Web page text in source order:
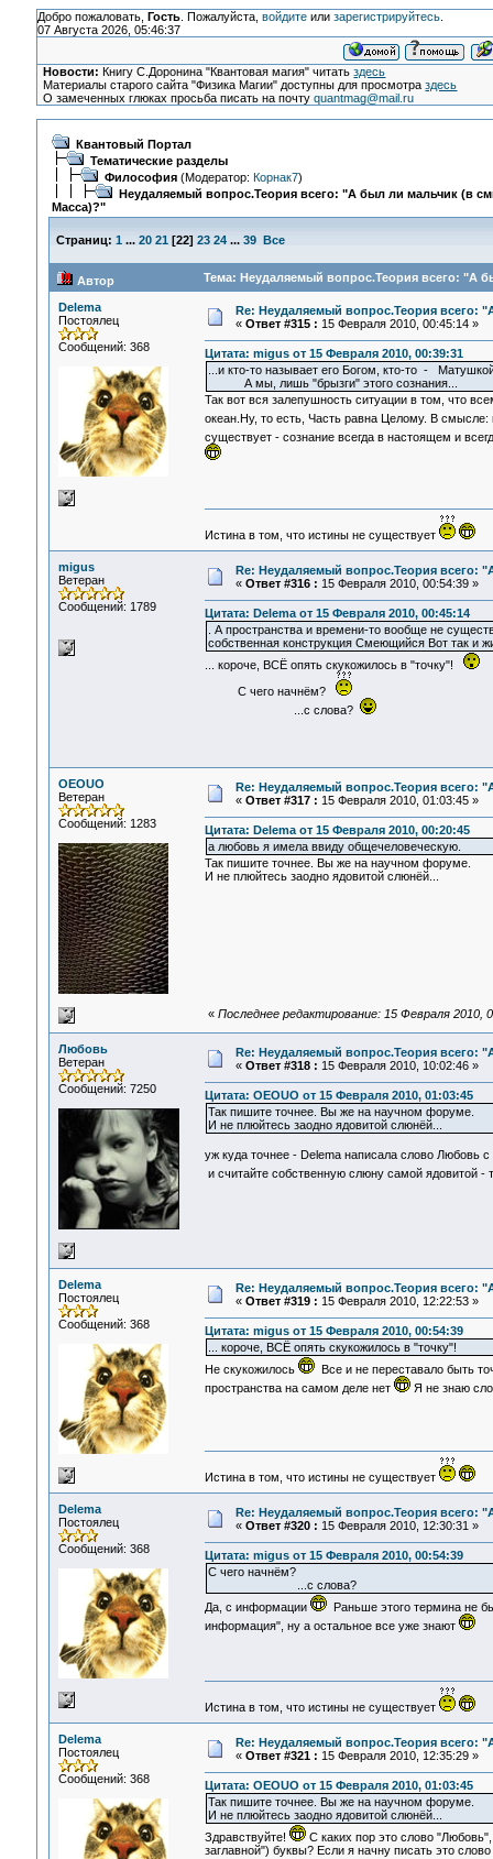
Добро пожаловать, Гость. Пожалуйста, войдитеили зарегистрируйтесь.
07 Августа 2026, 05:46:37
Новости: Книгу С.Доронина "Квантовая магия" читатьздесь
Материалы старого сайта "Физика Магии" доступны для просмотраздесь
О замеченных глюках просьба писать на почтуquantmag@mail.ru
Квантовый Портал
Тематические разделы
Философия(Модератор: Корнак7)
Неудаляемый вопрос.Теория всего: "А был ли мальчик (в
Масса)?"
Страниц: 1 ... 20 21 [22] 23 24 ... 39 Все
Автор Тема: Неудаляемый вопрос.Теория всего: "А
Delema
Постоялец
Сообщений: 368
Re: Неудаляемый вопрос.Теория всего:
« Ответ #315 : 15 Февраля 2010, 00:45:14 »
Цитата: migus от 15 Февраля 2010, 00:39:31
...и кто-то называет его Богом, кто-то -
А мы, лишь "брызги" этого сознания...
Так вот вся залепушность ситуации в том, что
океан.Ну, то есть, Часть равна Целому. В смысле:
существует - сознание всегда в настоящем и
Истина в том, что истины не существует
migus
Ветеран
Сообщений: 1789
Re: Неудаляемый вопрос.Теория всего:
« Ответ #316 : 15 Февраля 2010, 00:54:39 »
Цитата: Delema от 15 Февраля 2010, 00:45:14
. А пространства и времени-то вообще не
собственная конструкция Смеющийся Вот так и
... короче, ВСЁ опять скукожилось в "точку"!
С чего начнём?
...с слова?
OEOUO
Ветеран
Сообщений: 1283
Re: Неудаляемый вопрос.Теория всего:
« Ответ #317 : 15 Февраля 2010, 01:03:45 »
Цитата: Delema от 15 Февраля 2010, 00:20:45
а любовь я имела ввиду общечеловеческую.
Так пишите точнее. Вы же на научном форуме.
И не плюйтесь заодно ядовитой слюнёй...
« Последнее редактирование: 15 Февраля 2010,
Любовь
Ветеран
Сообщений: 7250
Re: Неудаляемый вопрос.Теория всего:
« Ответ #318 : 15 Февраля 2010, 10:02:46 »
Цитата: OEOUO от 15 Февраля 2010, 01:03:45
Так пишите точнее. Вы же на научном форуме.
И не плюйтесь заодно ядовитой слюнёй...
уж куда точнее - Delema написала слово Любовь
и считайте собственную слюну самой ядовитой -
Delema
Постоялец
Сообщений: 368
Re: Неудаляемый вопрос.Теория всего:
« Ответ #319 : 15 Февраля 2010, 12:22:53 »
Цитата: migus от 15 Февраля 2010, 00:54:39
... короче, ВСЁ опять скукожилось в "точку"!
Не скукожилось
Все и не переставало быть
пространства на самом деле нет
Я не знаю
Истина в том, что истины не существует
Delema
Постоялец
Сообщений: 368
Re: Неудаляемый вопрос.Теория всего:
« Ответ #320 : 15 Февраля 2010, 12:30:31 »
Цитата: migus от 15 Февраля 2010, 00:54:39
С чего начнём?
...с слова?
Да, с информации
Раньше этого термина не
информация", ну а остальное все уже знают
Истина в том, что истины не существует
Delema
Постоялец
Сообщений: 368
Re: Неудаляемый вопрос.Теория всего:
« Ответ #321 : 15 Февраля 2010, 12:35:29 »
Цитата: OEOUO от 15 Февраля 2010, 01:03:45
Так пишите точнее. Вы же на научном форуме.
И не плюйтесь заодно ядовитой слюнёй...
Здравствуйте!
С каких пор это слово
заглавной") буквы? Если я начну писать это